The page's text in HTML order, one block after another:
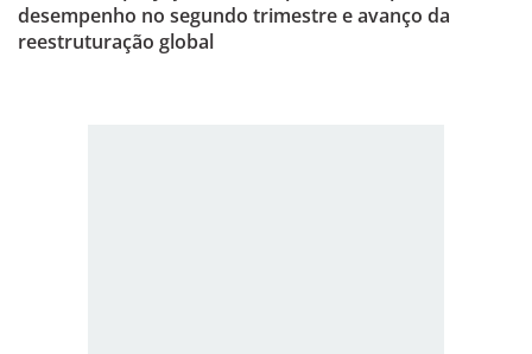
desempenho no segundo trimestre e avanço da
reestruturação global